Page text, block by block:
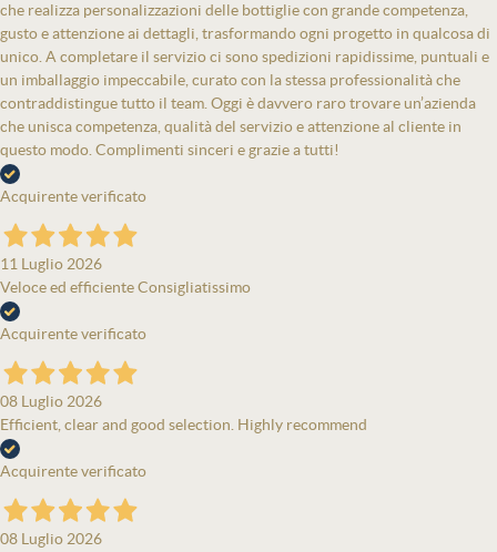
che realizza personalizzazioni delle bottiglie con grande competenza,
gusto e attenzione ai dettagli, trasformando ogni progetto in qualcosa di
unico. A completare il servizio ci sono spedizioni rapidissime, puntuali e
un imballaggio impeccabile, curato con la stessa professionalità che
contraddistingue tutto il team. Oggi è davvero raro trovare un’azienda
che unisca competenza, qualità del servizio e attenzione al cliente in
questo modo. Complimenti sinceri e grazie a tutti!
Acquirente verificato
11 Luglio 2026
Veloce ed efficiente Consigliatissimo
Acquirente verificato
08 Luglio 2026
Efficient, clear and good selection. Highly recommend
Acquirente verificato
08 Luglio 2026